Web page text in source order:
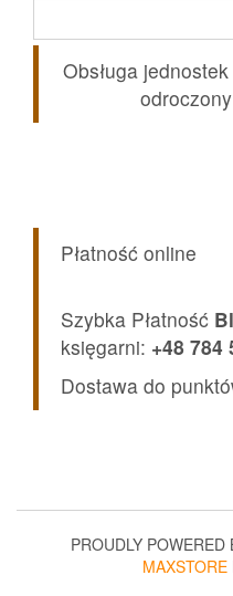
Obsługa
Płatność online
Szybka Płatność
księgarni: +48 784
Dostawa do
PROUDLY POWERED
MAXSTORE